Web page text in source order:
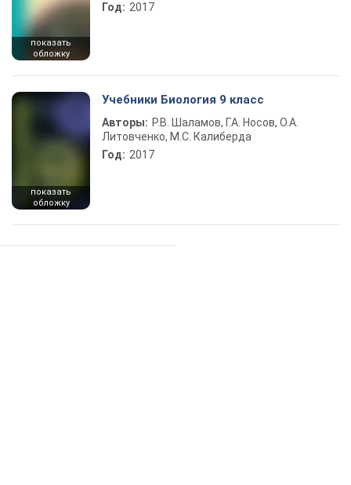
показать
обложку
Год: 2017
показать
обложку
Учебники Биология 9 класс
Авторы: Р.В. Шаламов, Г.А. Носов, О.А.
Литовченко, М.С. Калиберда
Год: 2017